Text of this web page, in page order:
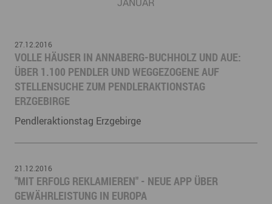
27.12.2016
VOLLE HÄUSER IN ANNABERG-BUCHHOLZ UND AUE:
ÜBER 1.100 PENDLER UND WEGGEZOGENE AUF
STELLENSUCHE ZUM PENDLERAKTIONSTAG
ERZGEBIRGE
Pendleraktionstag Erzgebirge
21.12.2016
"MIT ERFOLG REKLAMIEREN" - NEUE APP ÜBER
GEWÄHRLEISTUNG IN EUROPA